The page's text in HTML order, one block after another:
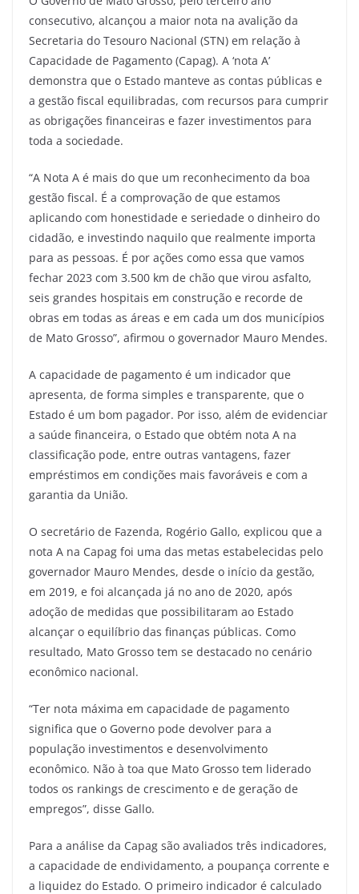
consecutivo, alcançou a maior nota na avalição da
Secretaria do Tesouro Nacional (STN) em relação à
Capacidade de Pagamento (Capag). A ‘nota A’
demonstra que o Estado manteve as contas públicas e
a gestão fiscal equilibradas, com recursos para cumprir
as obrigações financeiras e fazer investimentos para
toda a sociedade.
“A Nota A é mais do que um reconhecimento da boa
gestão fiscal. É a comprovação de que estamos
aplicando com honestidade e seriedade o dinheiro do
cidadão, e investindo naquilo que realmente importa
para as pessoas. É por ações como essa que vamos
fechar 2023 com 3.500 km de chão que virou asfalto,
seis grandes hospitais em construção e recorde de
obras em todas as áreas e em cada um dos municípios
de Mato Grosso”, afirmou o governador Mauro Mendes.
A capacidade de pagamento é um indicador que
apresenta, de forma simples e transparente, que o
Estado é um bom pagador. Por isso, além de evidenciar
a saúde financeira, o Estado que obtém nota A na
classificação pode, entre outras vantagens, fazer
empréstimos em condições mais favoráveis e com a
garantia da União.
O secretário de Fazenda, Rogério Gallo, explicou que a
nota A na Capag foi uma das metas estabelecidas pelo
governador Mauro Mendes, desde o início da gestão,
em 2019, e foi alcançada já no ano de 2020, após
adoção de medidas que possibilitaram ao Estado
alcançar o equilíbrio das finanças públicas. Como
resultado, Mato Grosso tem se destacado no cenário
econômico nacional.
“Ter nota máxima em capacidade de pagamento
significa que o Governo pode devolver para a
população investimentos e desenvolvimento
econômico. Não à toa que Mato Grosso tem liderado
todos os rankings de crescimento e de geração de
empregos”, disse Gallo.
Para a análise da Capag são avaliados três indicadores,
a capacidade de endividamento, a poupança corrente e
a liquidez do Estado. O primeiro indicador é calculado